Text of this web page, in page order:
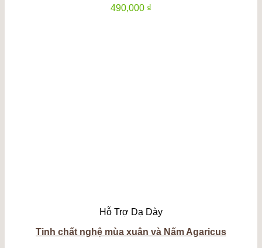
490,000 ₫
Hỗ Trợ Dạ Dày
Tinh chất nghệ mùa xuân và Nấm Agaricus